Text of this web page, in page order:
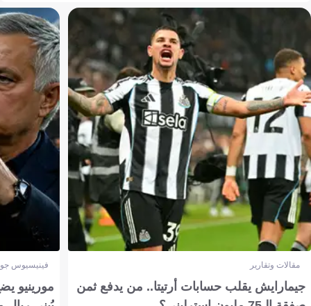
مقالات وتقارير
جيمارايش يقلب حسابات أرتيتا.. من يدفع ثمن
فينيسيوس
مورينيو